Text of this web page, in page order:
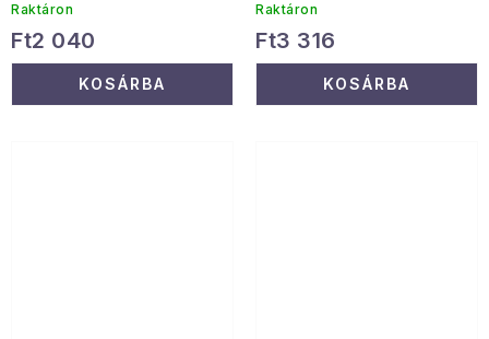
Raktáron
Ft2 040
KOSÁRBA
Raktáron
Ft3 316
KOSÁRBA